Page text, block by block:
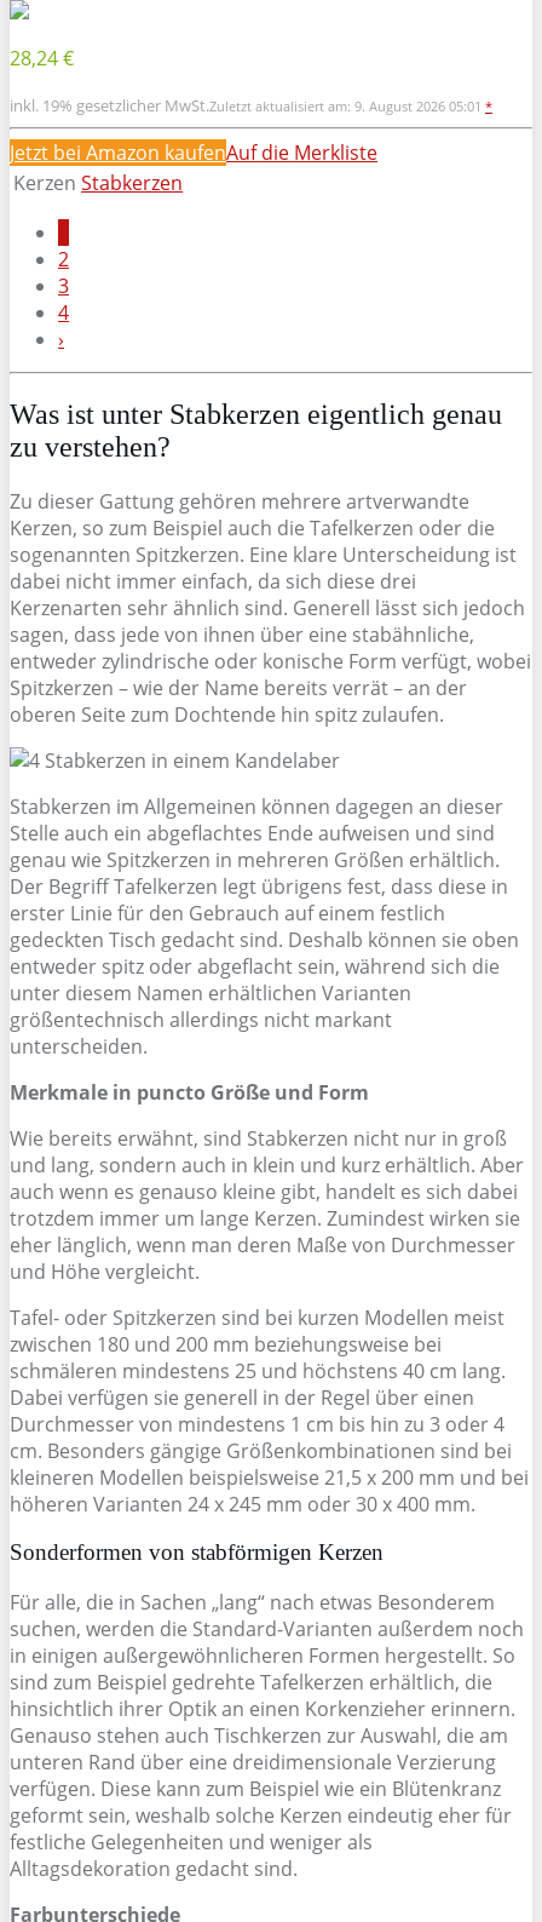
28,24 €
inkl. 19% gesetzlicher MwSt.Zuletzt aktualisiert am: 9. August 2026 05:01 *
Jetzt bei Amazon kaufenAuf die Merkliste
Kerzen Stabkerzen
2
3
4
›
Was ist unter Stabkerzen eigentlich genau
zu verstehen?
Zu dieser Gattung gehören mehrere artverwandte
Kerzen, so zum Beispiel auch die Tafelkerzen oder die
sogenannten Spitzkerzen. Eine klare Unterscheidung ist
dabei nicht immer einfach, da sich diese drei
Kerzenarten sehr ähnlich sind. Generell lässt sich jedoch
sagen, dass jede von ihnen über eine stabähnliche,
entweder zylindrische oder konische Form verfügt, wobei
Spitzkerzen – wie der Name bereits verrät – an der
oberen Seite zum Dochtende hin spitz zulaufen.
Stabkerzen im Allgemeinen können dagegen an dieser
Stelle auch ein abgeflachtes Ende aufweisen und sind
genau wie Spitzkerzen in mehreren Größen erhältlich.
Der Begriff Tafelkerzen legt übrigens fest, dass diese in
erster Linie für den Gebrauch auf einem festlich
gedeckten Tisch gedacht sind. Deshalb können sie oben
entweder spitz oder abgeflacht sein, während sich die
unter diesem Namen erhältlichen Varianten
größentechnisch allerdings nicht markant
unterscheiden.
Merkmale in puncto Größe und Form
Wie bereits erwähnt, sind Stabkerzen nicht nur in groß
und lang, sondern auch in klein und kurz erhältlich. Aber
auch wenn es genauso kleine gibt, handelt es sich dabei
trotzdem immer um lange Kerzen. Zumindest wirken sie
eher länglich, wenn man deren Maße von Durchmesser
und Höhe vergleicht.
Tafel- oder Spitzkerzen sind bei kurzen Modellen meist
zwischen 180 und 200 mm beziehungsweise bei
schmäleren mindestens 25 und höchstens 40 cm lang.
Dabei verfügen sie generell in der Regel über einen
Durchmesser von mindestens 1 cm bis hin zu 3 oder 4
cm. Besonders gängige Größenkombinationen sind bei
kleineren Modellen beispielsweise 21,5 x 200 mm und bei
höheren Varianten 24 x 245 mm oder 30 x 400 mm.
Sonderformen von stabförmigen Kerzen
Für alle, die in Sachen „lang“ nach etwas Besonderem
suchen, werden die Standard-Varianten außerdem noch
in einigen außergewöhnlicheren Formen hergestellt. So
sind zum Beispiel gedrehte Tafelkerzen erhältlich, die
hinsichtlich ihrer Optik an einen Korkenzieher erinnern.
Genauso stehen auch Tischkerzen zur Auswahl, die am
unteren Rand über eine dreidimensionale Verzierung
verfügen. Diese kann zum Beispiel wie ein Blütenkranz
geformt sein, weshalb solche Kerzen eindeutig eher für
festliche Gelegenheiten und weniger als
Alltagsdekoration gedacht sind.
Farbunterschiede